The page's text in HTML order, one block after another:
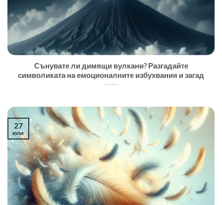
Сънувате ли димящи вулкани? Разгадайте
символиката на емоционалните избухвания и загад
27
юли